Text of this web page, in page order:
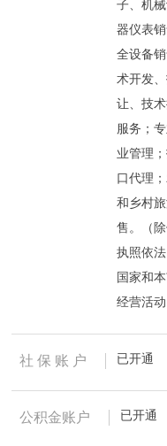
子、机
器仪表
全设备
术开发
让、技
服务；
业管理
口代理
和乡村
售。（
执照依
国家和
经营活动
社 保 账 户 已开通
公积金账户 已开通